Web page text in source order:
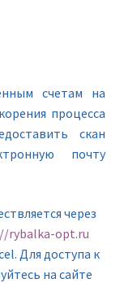
счетам на
процесса
скан
почту
через
rybalka-opt.ru
Для доступа к
на сайте